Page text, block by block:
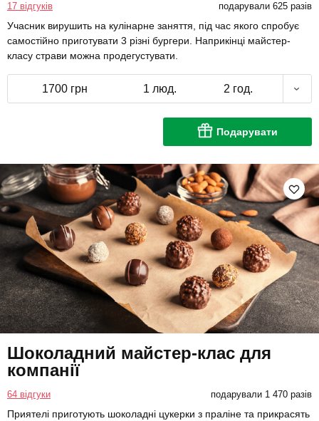
17 відгуків подарували 625 разів
Учасник вирушить на кулінарне заняття, під час якого спробує
самостійно приготувати 3 різні бургери. Наприкінці майстер-
класу страви можна продегустувати.
1700 грн 1 люд. 2 год.
Подарувати
Шоколадний майстер-клас для
компанії
64 відгуки подарували 1 470 разів
Приятелі приготують шоколадні цукерки з праліне та прикрасять